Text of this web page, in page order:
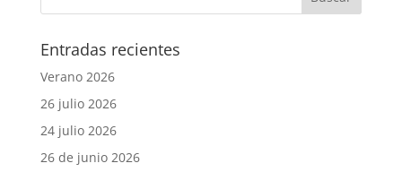
Entradas recientes
Verano 2026
26 julio 2026
24 julio 2026
26 de junio 2026